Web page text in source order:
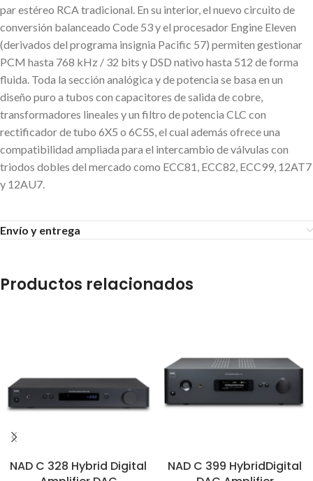
par estéreo RCA tradicional. En su interior, el nuevo circuito de
conversión balanceado Code 53 y el procesador Engine Eleven
(derivados del programa insignia Pacific 57) permiten gestionar
PCM hasta 768 kHz / 32 bits y DSD nativo hasta 512 de forma
fluida. Toda la sección analógica y de potencia se basa en un
diseño puro a tubos con capacitores de salida de cobre,
transformadores lineales y un filtro de potencia CLC con
rectificador de tubo 6X5 o 6C5S, el cual además ofrece una
compatibilidad ampliada para el intercambio de válvulas con
triodos dobles del mercado como ECC81, ECC82, ECC99, 12AT7
y 12AU7.
Envío y entrega
Productos relacionados
NAD C 328 Hybrid Digital
NAD C 399 HybridDigital